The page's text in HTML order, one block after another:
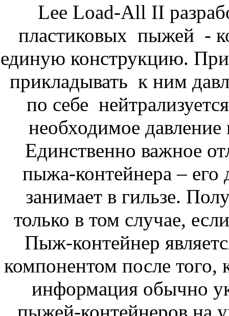
Lee Load-All II
пластиковых пыжей -
единую конструкцию.
прикладывать к ним
по себе
необходимое
Единственно важное
пыжа-контейнера – его
занимает в гильзе.
только в том случае,
Пыж-контейнер
компонентом после того,
информация обычно
пыжей-контейнеров на